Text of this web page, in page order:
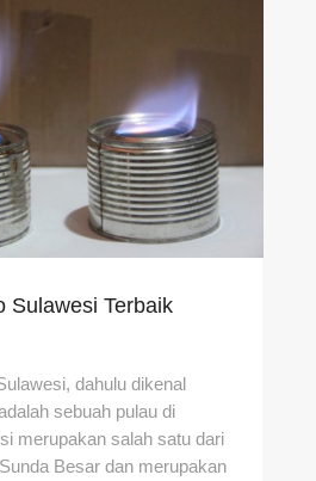
Sulawesi Terbaik
dahulu dikenal
sebuah pulau di
merupakan salah satu dari
Besar dan merupakan